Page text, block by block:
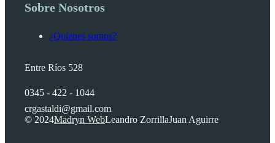
Sobre Nosotros
¿Quienes somos?
Entre Ríos 528
0345 - 422 - 1044
crgastaldi@gmail.com
© 2024Madryn WebLeandro ZorrillaJuan Aguirre